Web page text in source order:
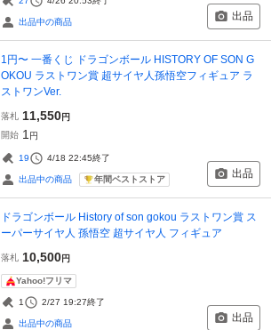
出品中の商品 出品
1円〜 一番くじ ドラゴンボール HISTORY OF SON G
OKOU ラストワン賞 超サイヤ人孫悟空フィギュア ラ
ストワンVer.
落札 11,550円
開始 1 円
19 4/18 22:45終了
出品中の商品 年間ベストストア 出品
ドラゴンボール History of son gokou ラストワン賞 ス
ーパーサイヤ人 孫悟空 超サイヤ人 フィギュア
落札 10,500円
Yahoo!フリマ
1 2/27 19:27終了
出品中の商品 出品